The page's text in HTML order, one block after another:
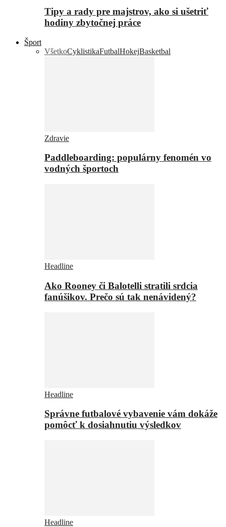
Tipy a rady pre majstrov, ako si ušetriť
hodiny zbytočnej práce
Šport
VšetkoCyklistikaFutbalHokejBasketbal
Zdravie
Paddleboarding: populárny fenomén vo
vodných športoch
Headline
Ako Rooney či Balotelli stratili srdcia
fanúšikov. Prečo sú tak nenávidený?
Headline
Správne futbalové vybavenie vám dokáže
pomôcť k dosiahnutiu výsledkov
Headline